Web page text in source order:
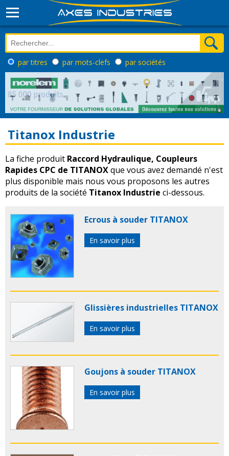
par titres par mots-clefs par sociétés
Titanox Industrie
La fiche produit Raccord Hydraulique, Coupleurs
Rapides CPC de TITANOXque vous avez demandé n'est
plus disponible mais nous vous proposons les autres
produits de la société Titanox Industrie ci-dessous.
Ecrous à souder TITANOX
En savoir plus
Glissières industrielles TITANOX
En savoir plus
Goujons à souder TITANOX
En savoir plus